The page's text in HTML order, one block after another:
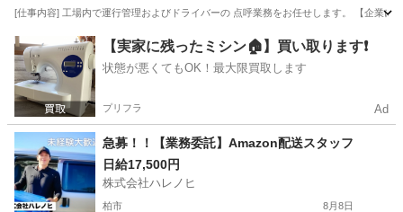
[仕事内容] 工場内で運行管理およびドライバーの 点呼業務をお任せします。 【企業
野田市 ドライバー
【実家に残ったミシン🏠】買い取ります❗️
状態が悪くてもOK！最大限買取します
プリフラ Ad
急募！！【業務委託】Amazon配送スタッフ
日給17,500円
株式会社ハレノヒ
柏市 8月8日